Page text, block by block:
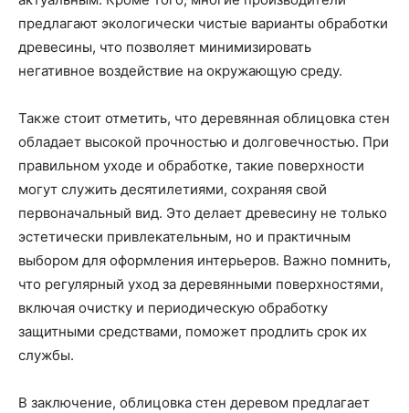
предлагают экологически чистые варианты обработки
древесины, что позволяет минимизировать
негативное воздействие на окружающую среду.
Также стоит отметить, что деревянная облицовка стен
обладает высокой прочностью и долговечностью. При
правильном уходе и обработке, такие поверхности
могут служить десятилетиями, сохраняя свой
первоначальный вид. Это делает древесину не только
эстетически привлекательным, но и практичным
выбором для оформления интерьеров. Важно помнить,
что регулярный уход за деревянными поверхностями,
включая очистку и периодическую обработку
защитными средствами, поможет продлить срок их
службы.
В заключение, облицовка стен деревом предлагает